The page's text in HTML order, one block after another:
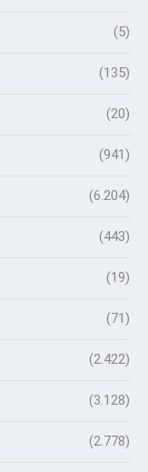
(5)
(135)
(20)
(941)
(6.204)
(443)
(19)
(71)
(2.422)
(3.128)
(2.778)